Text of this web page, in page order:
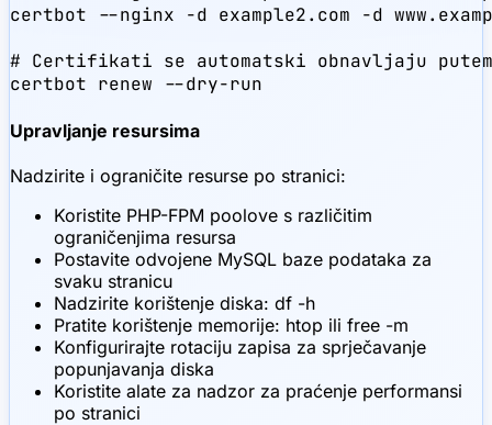
certbot --nginx -d example2.com -d
# Certifikati se automatski obnavljaju
certbot renew --dry-run
Upravljanje resursima
Nadzirite i ograničite resurse po stranici:
Koristite PHP-FPM poolove s različitim
ograničenjima resursa
Postavite odvojene MySQL baze podataka za
svaku stranicu
Nadzirite korištenje diska: df -h
Pratite korištenje memorije: htop ili free -m
Konfigurirajte rotaciju zapisa za sprječavanje
popunjavanja diska
Koristite alate za nadzor za praćenje performansi
po stranici